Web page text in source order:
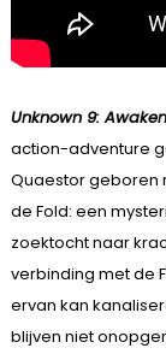
Unknown 9:
action-adventure
Quaestor geboren
de Fold: een
zoektocht naar
verbinding met de
ervan kan
blijven niet